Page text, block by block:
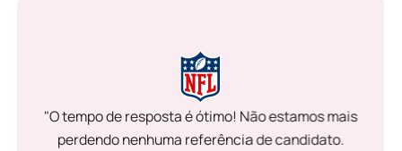
"O tempo de resposta é ótimo! Não estamos mais
perdendo nenhuma referência de candidato.